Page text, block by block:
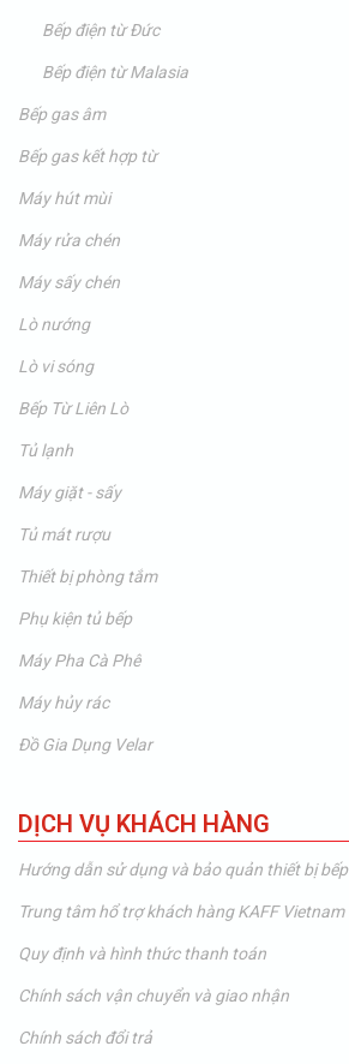
Bếp điện từ Đức
Bếp điện từ Malasia
Bếp gas âm
Bếp gas kết hợp từ
Máy hút mùi
Máy rửa chén
Máy sấy chén
Lò nướng
Lò vi sóng
Bếp Từ Liên Lò
Tủ lạnh
Máy giặt - sấy
Tủ mát rượu
Thiết bị phòng tắm
Phụ kiện tủ bếp
Máy Pha Cà Phê
Máy hủy rác
Đồ Gia Dụng Velar
DỊCH VỤ KHÁCH HÀNG
Hướng dẫn sử dụng và bảo quản thiết bị bếp
Trung tâm hổ trợ khách hàng KAFF Vietnam
Quy định và hình thức thanh toán
Chính sách vận chuyển và giao nhận
Chính sách đổi trả